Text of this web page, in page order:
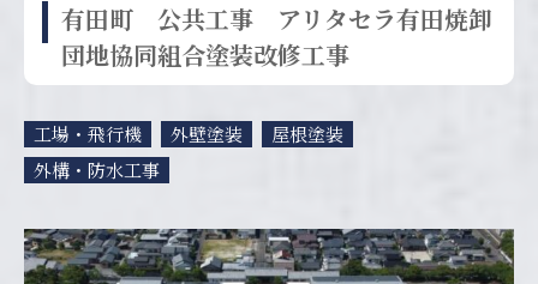
有田町 公共工事 アリタセラ有田焼卸
団地協同組合塗装改修工事
工場・飛行機 外壁塗装
屋根塗装
外構・防水工事